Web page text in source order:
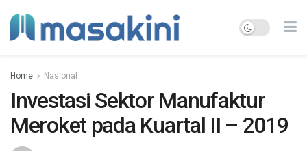
Home Nasional
Investasi Sektor Manufaktur
Meroket pada Kuartal II – 2019